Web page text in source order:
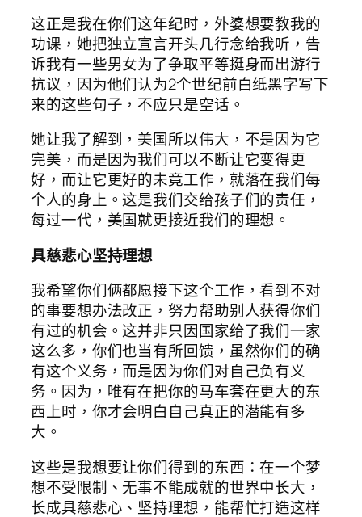
这正是我在你们这年纪时，外婆想要教我的
功课，她把独立宣言开头几行念给我听，告
诉我有一些男女为了争取平等挺身而出游行
抗议，因为他们认为2个世纪前白纸黑字写下
来的这些句子，不应只是空话。
她让我了解到，美国所以伟大，不是因为它
完美，而是因为我们可以不断让它变得更
好，而让它更好的未竟工作，就落在我们每
个人的身上。这是我们交给孩子们的责任，
每过一代，美国就更接近我们的理想。
具慈悲心坚持理想
我希望你们俩都愿接下这个工作，看到不对
的事要想办法改正，努力帮助别人获得你们
有过的机会。这并非只因国家给了我们一家
这么多，你们也当有所回馈，虽然你们的确
有这个义务，而是因为你们对自己负有义
务。因为，唯有在把你的马车套在更大的东
西上时，你才会明白自己真正的潜能有多
大。
这些是我想要让你们得到的东西：在一个梦
想不受限制、无事不能成就的世界中长大，
长成具慈悲心、坚持理想，能帮忙打造这样